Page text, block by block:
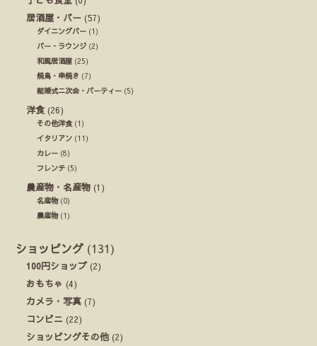
居酒屋・バー (57)
ダイニングバー (1)
バー・ラウンジ (2)
和風居酒屋 (25)
焼鳥・串焼き (7)
結婚式ニ次会・パーティー (5)
洋食 (26)
その他洋食(1)
イタリアン (11)
カレー (8)
フレンチ (5)
農産物・名産物 (1)
名産物(0)
農産物(1)
ショッピング (131)
100円ショップ (2)
おもちゃ (4)
カメラ・写真 (7)
コンビニ (22)
ショッピングその他 (2)